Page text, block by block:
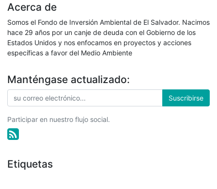
Acerca de
Somos el Fondo de Inversión Ambiental de El Salvador. Nacimos
hace 29 años por un canje de deuda con el Gobierno de los
Estados Unidos y nos enfocamos en proyectos y acciones
específicas a favor del Medio Ambiente
Manténgase actualizado:
Suscribirse
Participar en nuestro flujo social.
Etiquetas